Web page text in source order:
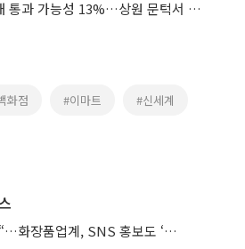
美 클래리티 법안 연내 통과 가능성 13%…상원 문턱서 제동
화점 #이마트 #신세계
“보기만 하는 광고 끝“…화장품업계, SNS 홍보도 ‘참여형 콘텐츠’로 변모